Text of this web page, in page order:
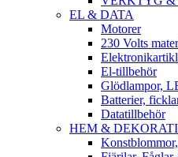
EL & DATA
Motorer
230 Volts
El-tillbehör
Glödlampor,
Batterier,
Datatillbehör
HEM &